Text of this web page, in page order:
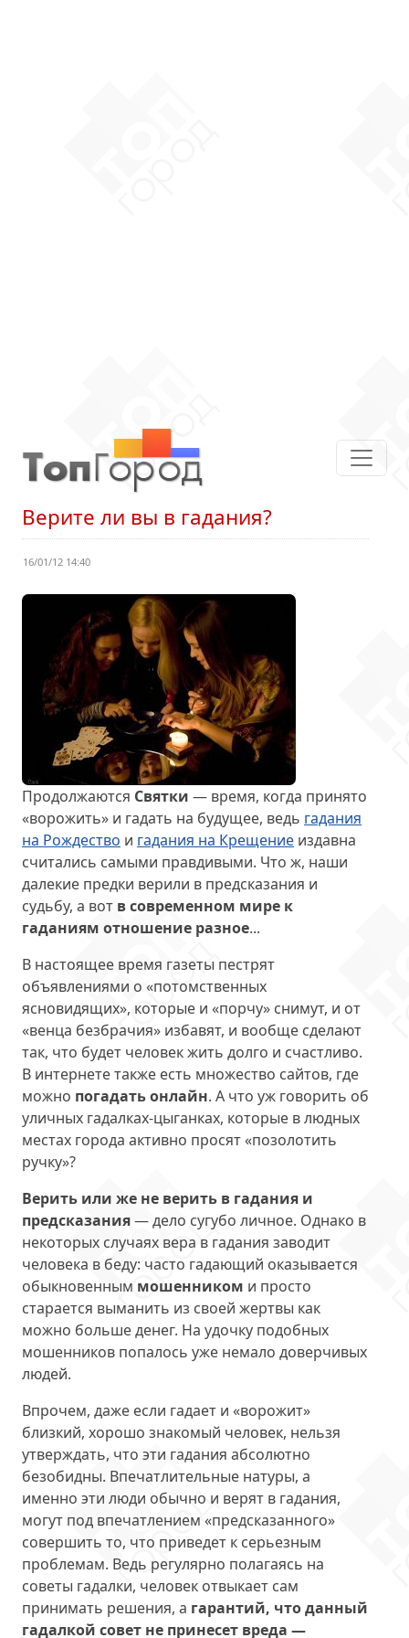
Верите ли вы в гадания?
16/01/12 14:40
Продолжаются Святки — время, когда принято
«ворожить» и гадать на будущее, ведь гадания
на Рождество и гадания на Крещение издавна
считались самыми правдивыми. Что ж, наши
далекие предки верили в предсказания и
судьбу, а вот в современном мире к
гаданиям отношение разное...
В настоящее время газеты пестрят
объявлениями о «потомственных
ясновидящих», которые и «порчу» снимут, и от
«венца безбрачия» избавят, и вообще сделают
так, что будет человек жить долго и счастливо.
В интернете также есть множество сайтов, где
можно погадать онлайн. А что уж говорить об
уличных гадалках-цыганках, которые в людных
местах города активно просят «позолотить
ручку»?
Верить или же не верить в гадания и
предсказания— дело сугубо личное. Однако в
некоторых случаях вера в гадания заводит
человека в беду: часто гадающий оказывается
обыкновенным мошенником и просто
старается выманить из своей жертвы как
можно больше денег. На удочку подобных
мошенников попалось уже немало доверчивых
людей.
Впрочем, даже если гадает и «ворожит»
близкий, хорошо знакомый человек, нельзя
утверждать, что эти гадания абсолютно
безобидны. Впечатлительные натуры, а
именно эти люди обычно и верят в гадания,
могут под впечатлением «предсказанного»
совершить то, что приведет к серьезным
проблемам. Ведь регулярно полагаясь на
советы гадалки, человек отвыкает сам
принимать решения, а гарантий, что данный
гадалкой совет не принесет вреда —